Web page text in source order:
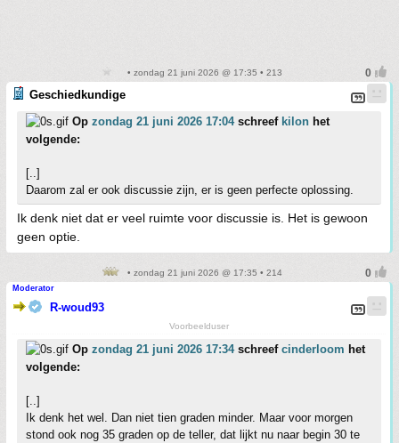
• zondag 21 juni 2026 @ 17:35 • 213
Geschiedkundige
Op zondag 21 juni 2026 17:04schreef kilon het
volgende:
[..]
Daarom zal er ook discussie zijn, er is geen perfecte oplossing.
Ik denk niet dat er veel ruimte voor discussie is. Het is gewoon
geen optie.
• zondag 21 juni 2026 @ 17:35 • 214
Moderator
R-woud93
Voorbeelduser
Op zondag 21 juni 2026 17:34schreef cinderloom het
volgende:
[..]
Ik denk het wel. Dan niet tien graden minder. Maar voor morgen
stond ook nog 35 graden op de teller, dat lijkt nu naar begin 30 te